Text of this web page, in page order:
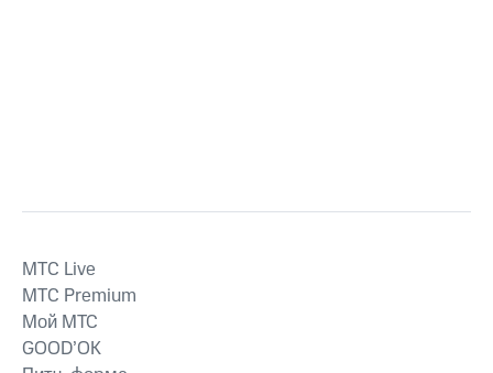
MTС Live
MTС Premium
Мой МТС
GOOD’OK